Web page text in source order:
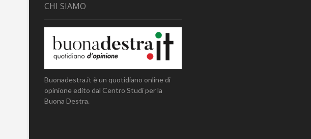
CHI SIAMO
Buonadestra.it è un quotidiano online di
opinione edito dal Centro Studi per la
Buona Destra.